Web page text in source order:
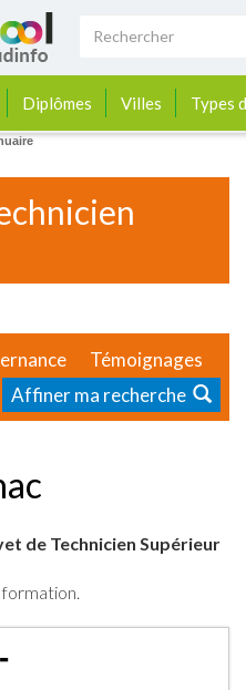
Diplômes Villes Types
Témoignages
Affiner ma recherche
de Technicien Supérieur